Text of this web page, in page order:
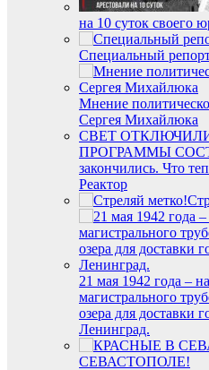
на 10 суток своего
Специальный
Мнение
Сергея Михайлюка
СВЕТ
ПРОГРАММЫ
закончились. Что
Реактор
21 мая 1942 года –
магистрального
озера для доставки
Ленинград.
СЕВАСТОПОЛЕ!